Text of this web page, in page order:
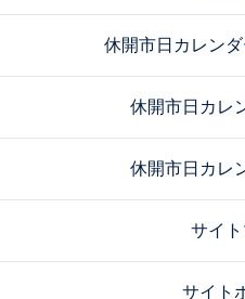
休開市日カレンダ
休開市日カレ
休開市日カレ
サイ
サイト